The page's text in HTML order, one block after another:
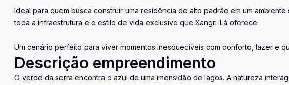
Ideal para quem busca construir uma residência de alto padrão em um
toda a infraestrutura e o estilo de vida exclusivo que Xangri-Lá oferece.
Um cenário perfeito para viver momentos inesquecíveis com conforto, lazer e
Descrição empreendimento
O verde da serra encontra o azul de uma imensidão de lagos. A natureza